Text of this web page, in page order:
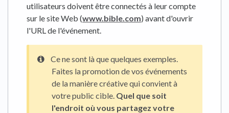
utilisateurs doivent être connectés à leur compte
sur le site Web (www.bible.com) avant d'ouvrir
l'URL de l'événement.
Ce ne sont là que quelques exemples.
Faites la promotion de vos événements
de la manière créative qui convient à
votre public cible. Quel que soit
l'endroit où vous partagez votre